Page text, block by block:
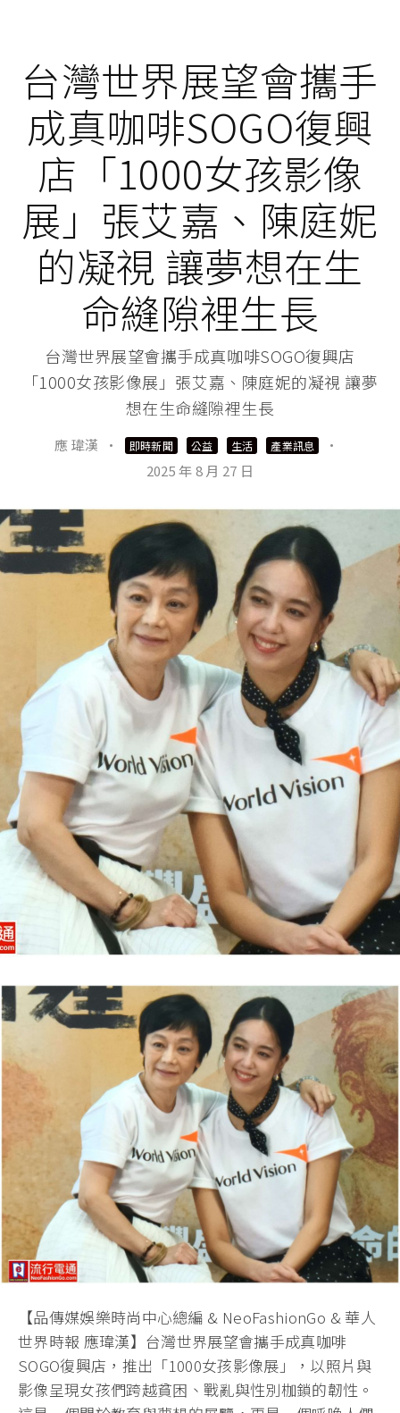
台灣世界展望會攜手
成真咖啡SOGO復興
店「1000女孩影像
展」張艾嘉、陳庭妮
的凝視 讓夢想在生
命縫隙裡生長
台灣世界展望會攜手成真咖啡SOGO復興店
「1000女孩影像展」張艾嘉、陳庭妮的凝視 讓夢
想在生命縫隙裡生長
應 瑋漢 · 即時新聞 公益 生活 產業訊息
·
2025 年 8 月 27 日
【品傳媒娛樂時尚中心總編 & NeoFashionGo & 華人
世界時報 應瑋漢】台灣世界展望會攜手成真咖啡
SOGO復興店，推出「1000女孩影像展」，以照片與
影像呈現女孩們跨越貧困、戰亂與性別枷鎖的韌性。